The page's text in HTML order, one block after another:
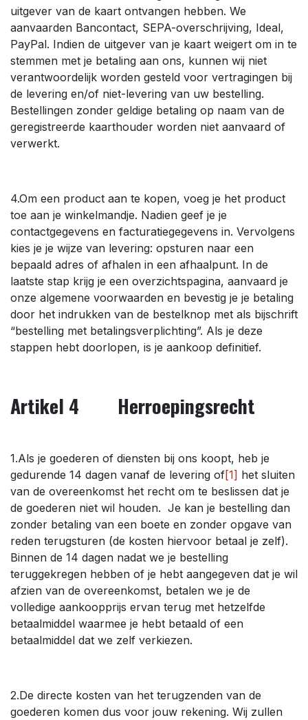
uitgever van de kaart ontvangen hebben. We
aanvaarden Bancontact, SEPA-overschrijving, Ideal,
PayPal. Indien de uitgever van je kaart weigert om in te
stemmen met je betaling aan ons, kunnen wij niet
verantwoordelijk worden gesteld voor vertragingen bij
de levering en/of niet-levering van uw bestelling.
Bestellingen zonder geldige betaling op naam van de
geregistreerde kaarthouder worden niet aanvaard of
verwerkt.
4.Om een product aan te kopen, voeg je het product
toe aan je winkelmandje. Nadien geef je je
contactgegevens en facturatiegegevens in. Vervolgens
kies je je wijze van levering: opsturen naar een
bepaald adres of afhalen in een afhaalpunt. In de
laatste stap krijg je een overzichtspagina, aanvaard je
onze algemene voorwaarden en bevestig je je betaling
door het indrukken van de bestelknop met als bijschrift
“bestelling met betalingsverplichting”. Als je deze
stappen hebt doorlopen, is je aankoop definitief.
Artikel 4 Herroepingsrecht
1.Als je goederen of diensten bij ons koopt, heb je
gedurende 14 dagen vanaf de levering of[1] het sluiten
van de overeenkomst het recht om te beslissen dat je
de goederen niet wil houden. Je kan je bestelling dan
zonder betaling van een boete en zonder opgave van
reden terugsturen (de kosten hiervoor betaal je zelf).
Binnen de 14 dagen nadat we je bestelling
teruggekregen hebben of je hebt aangegeven dat je wil
afzien van de overeenkomst, betalen we je de
volledige aankoopprijs ervan terug met hetzelfde
betaalmiddel waarmee je hebt betaald of een
betaalmiddel dat we zelf verkiezen.
2.De directe kosten van het terugzenden van de
goederen komen dus voor jouw rekening. Wij zullen